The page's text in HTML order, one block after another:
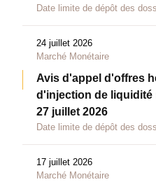
Date limite de dépôt des
24 juillet 2026
Marché Monétaire
Avis d'appel d'offres
d'injection de liquidité
27 juillet 2026
Date limite de dépôt des
17 juillet 2026
Marché Monétaire